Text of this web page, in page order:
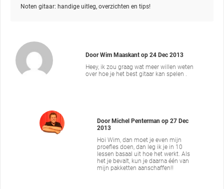
Noten gitaar: handige uitleg, overzichten en tips!
DoorWim Maaskant op24 Dec 2013
Heey, ik zou graag wat meer willen weten
over hoe je het best gitaar kan spelen .
DoorMichel Penterman op 27 Dec
2013
Hoi Wim, dan moet je even mijn
proefles doen, dan leg ik je in 10
lessen basaal uit hoe het werkt. Als
het je bevalt, kun je daarna één van
mijn pakketten aanschaffen!!